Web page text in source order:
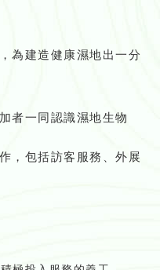
為建造健康濕地出一分
者一同認識濕地生物
，包括訪客服務、外展